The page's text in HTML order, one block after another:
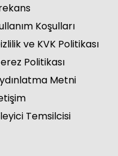
Koşulları
ve KVK Politikası
Politikası
Metni
Temsilcisi